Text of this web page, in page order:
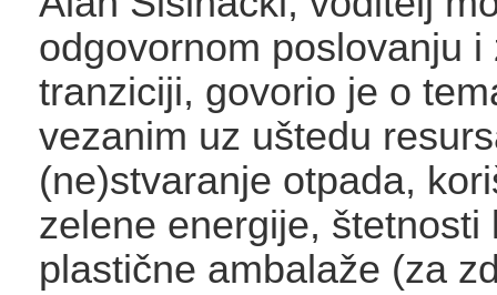
odgovornom poslovanju i
tranziciji, govorio je o
vezanim uz uštedu
(ne)stvaranje otpada,
zelene energije, štetnosti
plastične ambalaže (za